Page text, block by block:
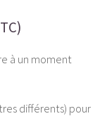
à un moment
différents) pour